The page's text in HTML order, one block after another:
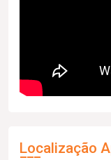
Localização